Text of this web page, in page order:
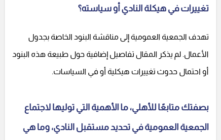
تغييرات في هيكلة النادي أو سياسته؟
تهدف الجمعية العمومية إلى مناقشة البنود الخاصة بجدول
الأعمال. لم يذكر المقال تفاصيل إضافية حول طبيعة هذه البنود
أو احتمال حدوث تغييرات هيكلية أو في السياسات.
بصفتك متابعًا للأهلي، ما الأهمية التي توليها لاجتماع
الجمعية العمومية في تحديد مستقبل النادي، وما هي